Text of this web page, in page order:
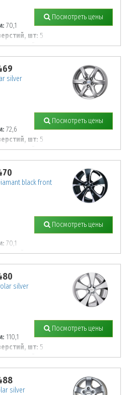
70,1
шт: 5
мм:
Посмотреть цены
silver
72,6
шт: 5
мм:
Посмотреть цены
black front
70,1
шт:5
мм:
Посмотреть цены
silver
110,1
шт: 5
мм:
Посмотреть цены
silver